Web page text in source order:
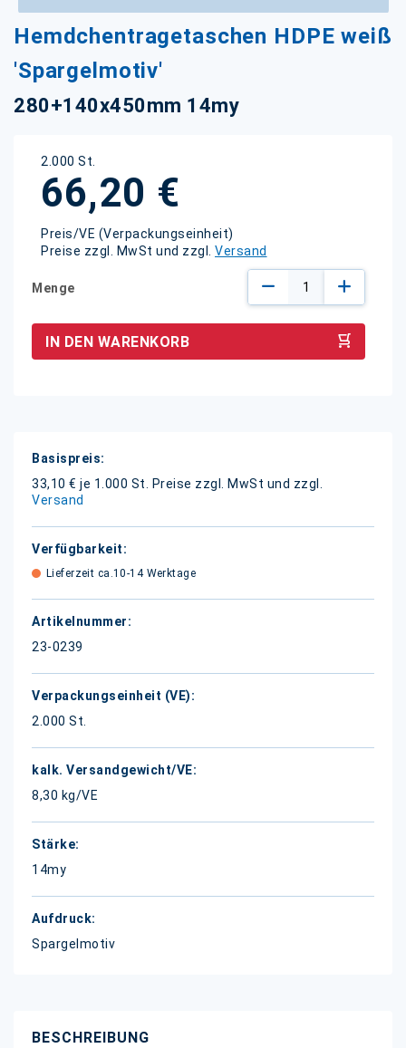
Hemdchentragetaschen HDPE weiß
'Spargelmotiv'
280+140x450mm 14my
2.000 St.
66,20 €
Preis/VE (Verpackungseinheit)
Preise zzgl. MwSt und zzgl. Versand
Menge
IN DEN WARENKORB
Weitere
Informationen
33,10 € je 1.000 St.
Preise zzgl. MwSt und zzgl.
Versand
Lieferzeit ca.10-14 Werktage
23-0239
2.000 St.
8,30 kg/VE
14my
Spargelmotiv
Anfang
der
Bildgalerie
springen
BESCHREIBUNG